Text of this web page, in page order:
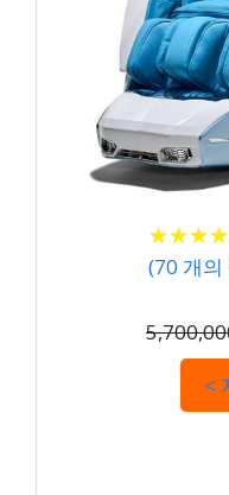
★★★★
★★★★
(70 개의
<